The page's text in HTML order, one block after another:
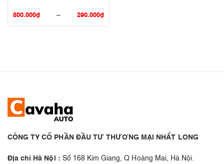
290.000₫
–
800.000₫
CÔNG TY CỔ PHẦN ĐẦU TƯ THƯƠNG MẠI NHẤT LONG
Địa chỉ Hà Nội : Số 168 Kim Giang, Q Hoàng Mai, Hà Nội.